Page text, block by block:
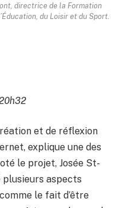
directrice de la Formation
du Loisir et du Sport.
et de réflexion
explique une des
le projet, Josée St-
plusieurs aspects
le fait d’être